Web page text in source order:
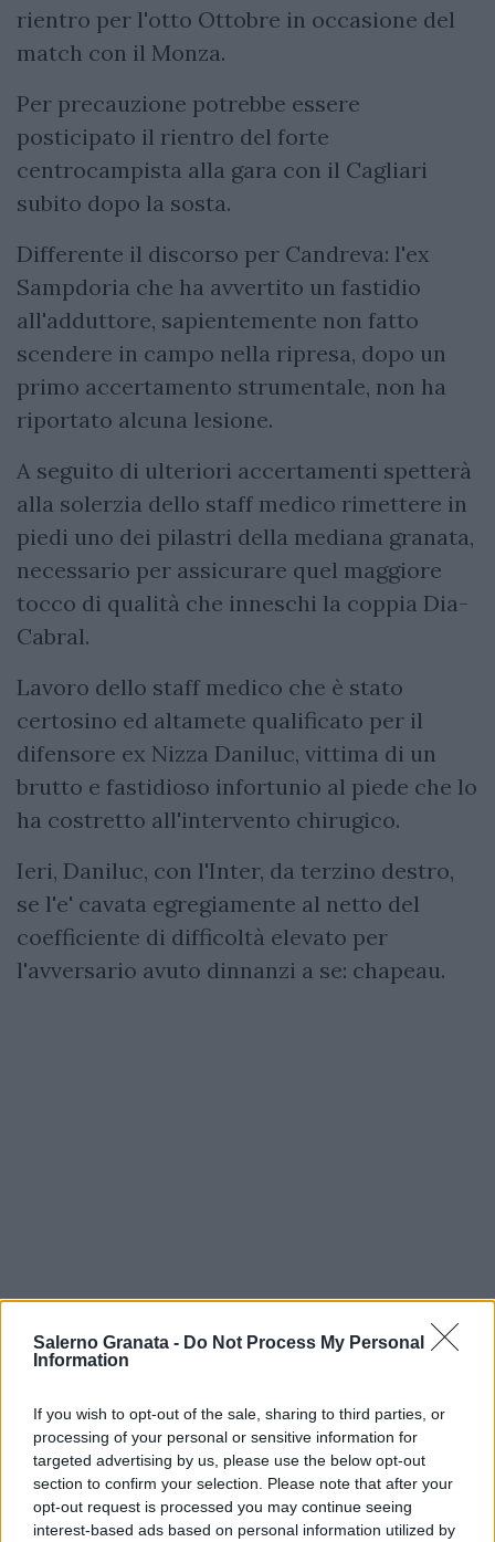
Salerno Granata - Do Not Process My Personal
Information
If you wish to opt-out of the sale, sharing to third parties, or
processing of your personal or sensitive information for
targeted advertising by us, please use the below opt-out
section to confirm your selection. Please note that after your
opt-out request is processed you may continue seeing
interest-based ads based on personal information utilized by
rientro per l'otto Ottobre in occasione del
match con il Monza.
Per precauzione potrebbe essere
posticipato il rientro del forte
centrocampista alla gara con il Cagliari
subito dopo la sosta.
Differente il discorso per Candreva: l'ex
Sampdoria che ha avvertito un fastidio
all'adduttore, sapientemente non fatto
scendere in campo nella ripresa, dopo un
primo accertamento strumentale, non ha
riportato alcuna lesione.
A seguito di ulteriori accertamenti spetterà
alla solerzia dello staff medico rimettere in
piedi uno dei pilastri della mediana granata,
necessario per assicurare quel maggiore
tocco di qualità che inneschi la coppia Dia-
Cabral.
Lavoro dello staff medico che è stato
certosino ed altamete qualificato per il
difensore ex Nizza Daniluc, vittima di un
brutto e fastidioso infortunio al piede che lo
ha costretto all'intervento chirugico.
Ieri, Daniluc, con l'Inter, da terzino destro,
se l'e' cavata egregiamente al netto del
coefficiente di difficoltà elevato per
l'avversario avuto dinnanzi a se: chapeau.